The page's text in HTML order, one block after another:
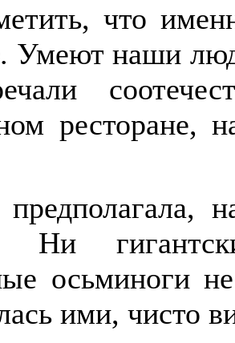
что
Умеют наши
ресторане,
Ни
осьминоги
ими, чисто